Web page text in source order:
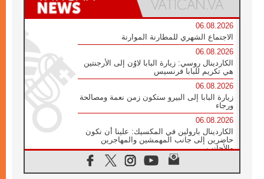
06.08.2026
الاجتماع الشهري للمطارنة الموارنة
06.08.2026
الكاردينال روسي: زيارة البابا لاوُن إلى الأرجنتين
هي تكريم للبابا فرنسيس
06.08.2026
زيارة البابا إلى البيرو ستكون زمن نعمة ومصالحة
ورجاء
06.08.2026
الكاردينال بارولين في المكسيك: علينا أن نكون
حاضرين إلى جانب المهمشين والمهاجرين
والأجانب
البابا لاوُن الرابع عشر للشباب في أسيزي: